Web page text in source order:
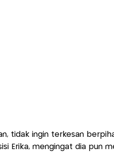
tidak ingin terkesan
Erika, mengingat dia pun